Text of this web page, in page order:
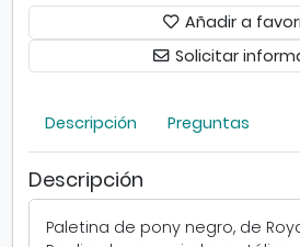
p
o
i
l
e
s
:
.
S
Añadir a
Solicitar
Descripción Preguntas
Descripción
Paletina de pony negro, de